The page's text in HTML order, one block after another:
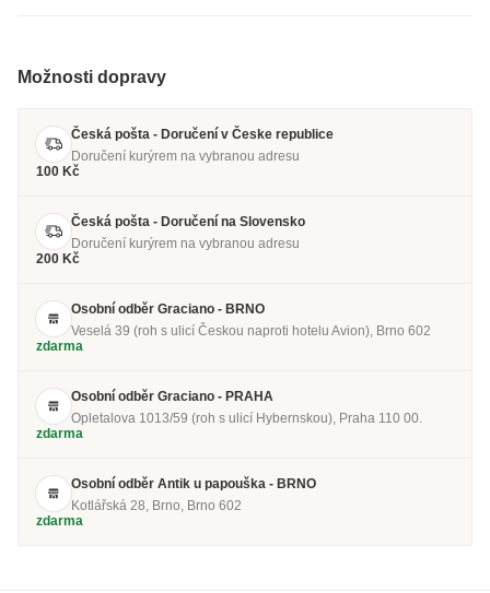
Možnosti dopravy
Česká pošta - Doručení v Česke republice
Doručení kurýrem na vybranou adresu
100 Kč
Česká pošta - Doručení na Slovensko
Doručení kurýrem na vybranou adresu
200 Kč
Osobní odběr Graciano - BRNO
Veselá 39 (roh s ulicí Českou naproti hotelu Avion), Brno 602
zdarma
Osobní odběr Graciano - PRAHA
Opletalova 1013/59 (roh s ulicí Hybernskou), Praha 110 00.
zdarma
Osobní odběr Antik u papouška - BRNO
Kotlářská 28, Brno, Brno 602
zdarma